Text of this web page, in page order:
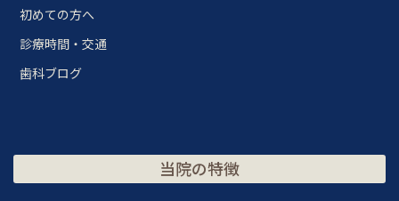
初めての方へ
診療時間・交通
歯科ブログ
当院の特徴